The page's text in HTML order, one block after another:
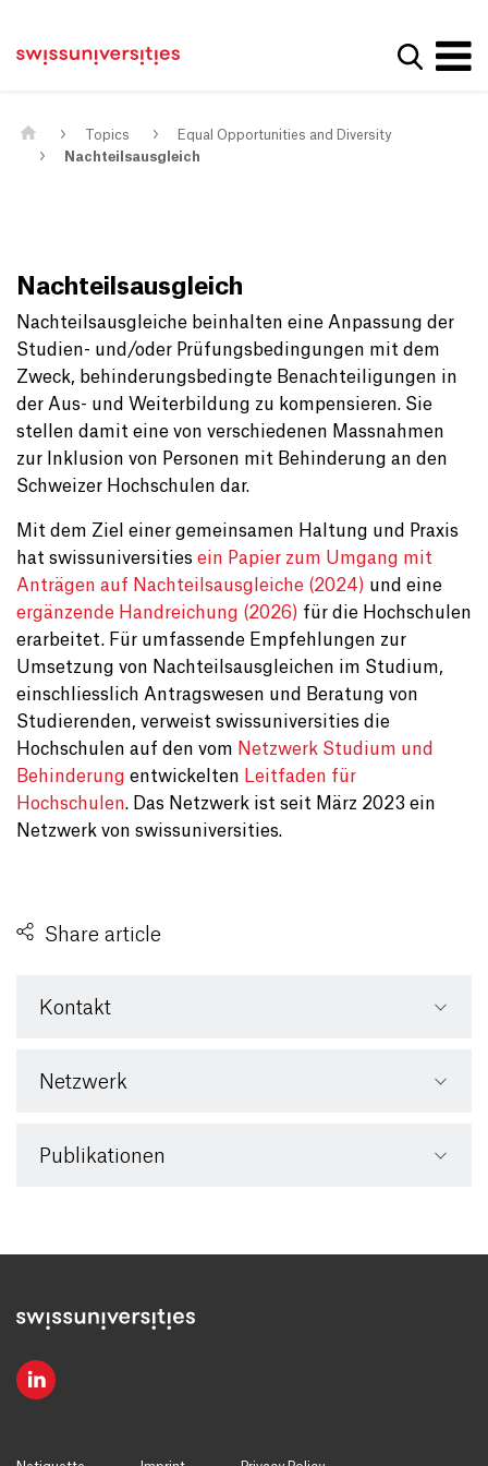
Main Navigation
Content
Meta Navigation
Show
Topics
Equal Opportunities and Diversity
Nachteilsausgleich
Nachteilsausgleich
Nachteilsausgleiche beinhalten eine Anpassung der
Studien- und/oder Prüfungsbedingungen mit dem
Zweck, behinderungsbedingte Benachteiligungen in
der Aus- und Weiterbildung zu kompensieren. Sie
stellen damit eine von verschiedenen Massnahmen
zur Inklusion von Personen mit Behinderung an den
Schweizer Hochschulen dar.
Mit dem Ziel einer gemeinsamen Haltung und Praxis
hat swissuniversities ein Papier zum Umgang mit
Anträgen auf Nachteilsausgleiche (2024) und eine
ergänzende Handreichung (2026) für die Hochschulen
erarbeitet. Für umfassende Empfehlungen zur
Umsetzung von Nachteilsausgleichen im Studium,
einschliesslich Antragswesen und Beratung von
Studierenden, verweist swissuniversities die
Hochschulen auf den vom Netzwerk Studium und
Behinderung entwickelten Leitfaden für
Hochschulen. Das Netzwerk ist seit März 2023 ein
Netzwerk von swissuniversities.
Share article
Kontakt
Netzwerk
Publikationen